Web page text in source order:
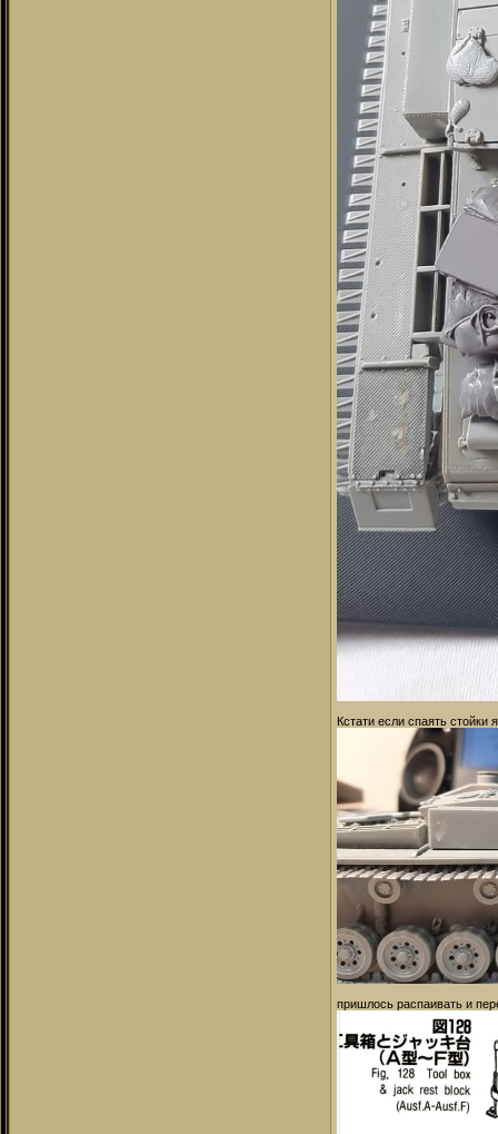
Кстати если спаять стойки
пришлось распаивать и